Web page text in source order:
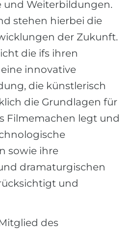
und Weiterbildungen.
stehen hierbei die
der Zukunft.
die ifs ihren
innovative
die künstlerisch
die Grundlagen für
Filmemachen legt und
sowie ihre
dramaturgischen
und
des